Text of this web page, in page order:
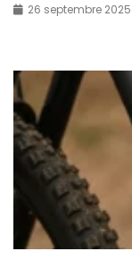
26 septembre